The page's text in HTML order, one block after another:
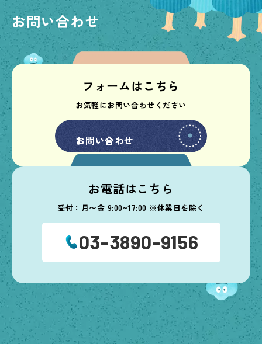
お問い合わせ
フォームはこちら
お気軽にお問い合わせください
お問い合わせ
お問い合わせ
お電話はこちら
受付：月〜金 9:00~17:00 ※休業日を除く
03-3890-9156